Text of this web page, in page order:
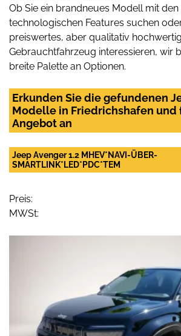
Ob Sie ein brandneues Modell mit
technologischen Features suchen
preiswertes, aber qualitativ
Gebrauchtfahrzeug interessieren, wir
breite Palette an Optionen.
Erkunden Sie die gefundenen
Modelle in Friedrichshafen und
Angebot an
Jeep Avenger 1.2 MHEV*NAVI-ÜBER-
SMARTLINK*LED*PDC*TEM
Preis:
MWSt: